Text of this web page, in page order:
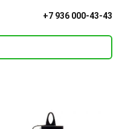
+7 936 000-43-43